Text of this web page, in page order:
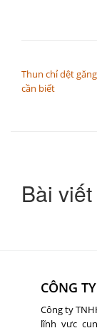
Thun chỉ dệt
cần biết
Bài
CÔNG
Công ty
lĩnh vực